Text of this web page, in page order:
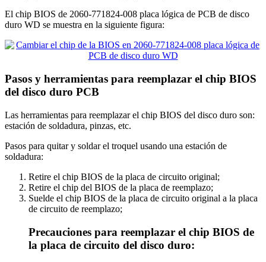
El chip BIOS de 2060-771824-008 placa lógica de PCB de disco
duro WD se muestra en la siguiente figura:
Pasos y herramientas para reemplazar el chip BIOS
del disco duro PCB
Las herramientas para reemplazar el chip BIOS del disco duro son:
estación de soldadura, pinzas, etc.
Pasos para quitar y soldar el troquel usando una estación de
soldadura:
Retire el chip BIOS de la placa de circuito original;
Retire el chip del BIOS de la placa de reemplazo;
Suelde el chip BIOS de la placa de circuito original a la placa
de circuito de reemplazo;
Precauciones para reemplazar el chip BIOS de
la placa de circuito del disco duro: